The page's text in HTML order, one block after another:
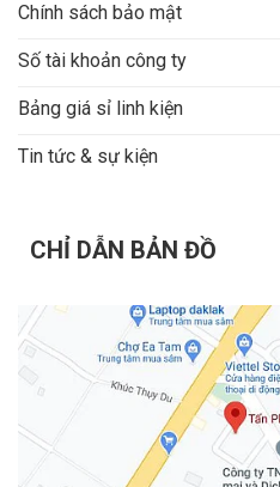
Chính sách bảo mật
Số tài khoản công ty
Bảng giá sỉ linh kiện
Tin tức & sự kiện
CHỈ DẪN BẢN ĐỒ